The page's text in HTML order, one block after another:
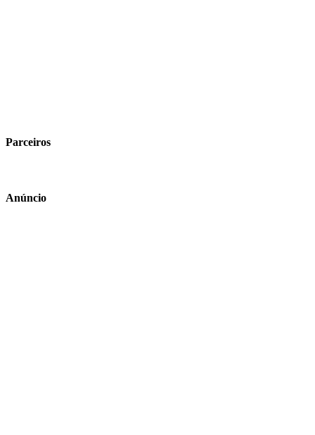
Parceiros
Anúncio